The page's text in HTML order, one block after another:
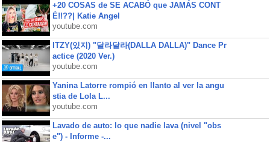
+20 COSAS de SE ACABÓ que JAMÁS CONT
É!!??| Katie Angel
youtube.com
ITZY(있지) "달라달라(DALLA DALLA)" Dance Pr
actice (2020 Ver.)
youtube.com
Yanina Latorre rompió en llanto al ver la angu
stia de Lola L...
youtube.com
Lavado de auto: lo que nadie lava (nivel "obs
e") - Informe -...